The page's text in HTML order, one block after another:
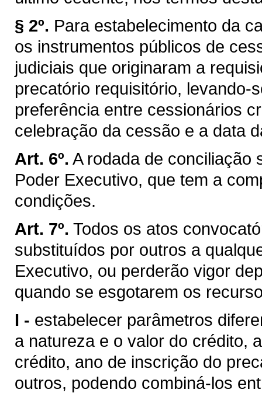
§ 2º. Para estabelecimento da
os instrumentos públicos de
judiciais que originaram a
precatório requisitório, levando-
preferência entre cessionários
celebração da cessão e a data
Art. 6º. A rodada de conciliação
Poder Executivo, que tem a
condições.
Art. 7º. Todos os atos
substituídos por outros a
Executivo, ou perderão vigor
quando se esgotarem os
I - estabelecer parâmetros
a natureza e o valor do crédito,
crédito, ano de inscrição do
outros, podendo combiná-los